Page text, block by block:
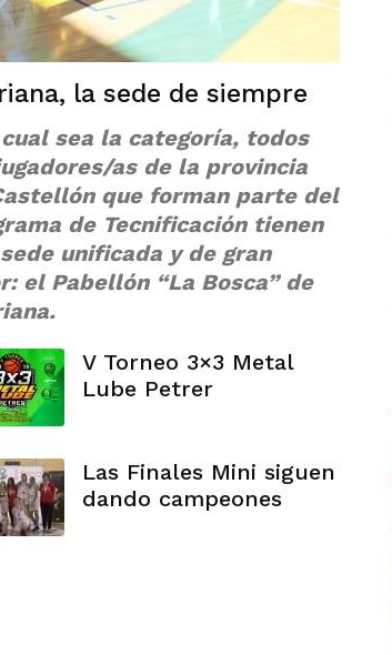
la sede de siempre
cual sea la categoría, todos
as de la provincia
que forman parte del
de Tecnificación tienen
unificada y de gran
el Pabellón “La Bosca” de
V Torneo 3×3 Metal
Lube Petrer
Las Finales Mini siguen
dando campeones